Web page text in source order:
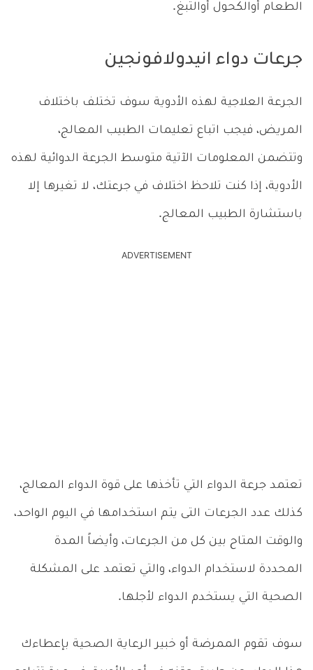
الطعام أوالكحول أوالتبغ.
جرعات دواء انيدولافونجين
الجرعة العلاجية لهذه الأدوية سوف تختلف باختلاف
المريض، فيجب اتباع تعليمات الطبيب المعالج،
وتتضمن المعلومات الآتية متوسط الجرعة الدوائية لهذه
الأدوية، إذا كنت تلاحظ اختلاف في جرعتك، لا تغيرها إلا
باستشارة الطبيب المعالج.
ADVERTISEMENT
تعتمد جرعة الدواء التي تأخذها على قوة الدواء المعالج،
كذلك عدد الجرعات التى يتم استخدامها في اليوم الواحد،
والوقت المتاح بين كل من الجرعات، وأيضاً المدة
المحددة لاستخدام الدواء، والتي تعتمد على المشكلة
الصحية التي يستخدم الدواء لأجلها.
سوف تقوم الممرضة أو خبير الرعاية الصحية بإعطاءك